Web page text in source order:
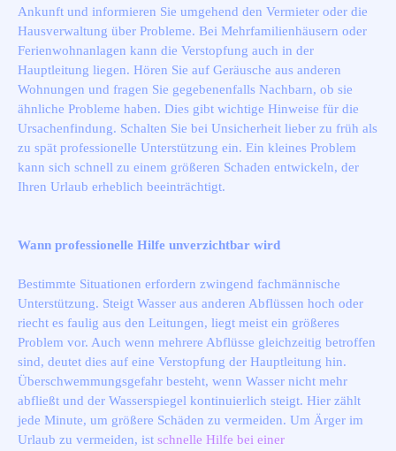
Ankunft und informieren Sie umgehend den Vermieter oder die
Hausverwaltung über Probleme. Bei Mehrfamilienhäusern oder
Ferienwohnanlagen kann die Verstopfung auch in der
Hauptleitung liegen. Hören Sie auf Geräusche aus anderen
Wohnungen und fragen Sie gegebenenfalls Nachbarn, ob sie
ähnliche Probleme haben. Dies gibt wichtige Hinweise für die
Ursachenfindung. Schalten Sie bei Unsicherheit lieber zu früh als
zu spät professionelle Unterstützung ein. Ein kleines Problem
kann sich schnell zu einem größeren Schaden entwickeln, der
Ihren Urlaub erheblich beeinträchtigt.
Wann professionelle Hilfe unverzichtbar wird
Bestimmte Situationen erfordern zwingend fachmännische
Unterstützung. Steigt Wasser aus anderen Abflüssen hoch oder
riecht es faulig aus den Leitungen, liegt meist ein größeres
Problem vor. Auch wenn mehrere Abflüsse gleichzeitig betroffen
sind, deutet dies auf eine Verstopfung der Hauptleitung hin.
Überschwemmungsgefahr besteht, wenn Wasser nicht mehr
abfließt und der Wasserspiegel kontinuierlich steigt. Hier zählt
jede Minute, um größere Schäden zu vermeiden. Um Ärger im
Urlaub zu vermeiden, ist schnelle Hilfe bei einer